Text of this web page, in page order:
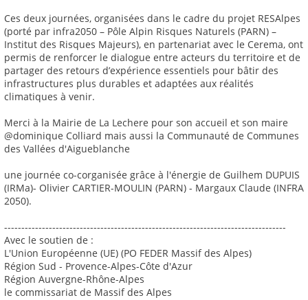
Ces deux journées, organisées dans le cadre du projet RESAlpes
(porté par infra2050 – Pôle Alpin Risques Naturels (PARN) –
Institut des Risques Majeurs), en partenariat avec le Cerema, ont
permis de renforcer le dialogue entre acteurs du territoire et de
partager des retours d’expérience essentiels pour bâtir des
infrastructures plus durables et adaptées aux réalités
climatiques à venir.
Merci à la Mairie de La Lechere pour son accueil et son maire
@dominique Colliard mais aussi la Communauté de Communes
des Vallées d'Aigueblanche
une journée co-corganisée grâce à l'énergie de Guilhem DUPUIS
(IRMa)- Olivier CARTIER-MOULIN (PARN) - Margaux Claude (INFRA
2050).
----------------------------------------------------------------------------------
Avec le soutien de :
L'Union Européenne (UE) (PO FEDER Massif des Alpes)
Région Sud - Provence-Alpes-Côte d'Azur
Région Auvergne-Rhône-Alpes
le commissariat de Massif des Alpes